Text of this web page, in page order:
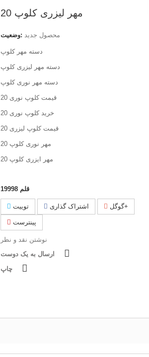
مهر لیزری کلوپ 20
وضعیت: محصول جدید
دسته مهر کلوپ
دسته مهر لیزری کلوپ
دسته مهر نوری کلوپ
قیمت کلوپ نوری 20
خرید کلوپ نوری 20
قیمت کلوپ لیزری 20
مهر نوری کلوپ 20
مهر ایزری کلوپ 20
19998 قلم
توییت اشتراک گذاری گوگل+
پینترست
نوشتن نقد و نظر
ارسال به یک دوست
چاپ